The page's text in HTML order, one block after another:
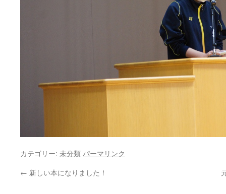
カテゴリー: 未分類 パーマリンク
← 新しい本になりました！